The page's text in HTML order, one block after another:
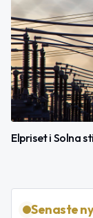
Elpriset i Solna
Senaste